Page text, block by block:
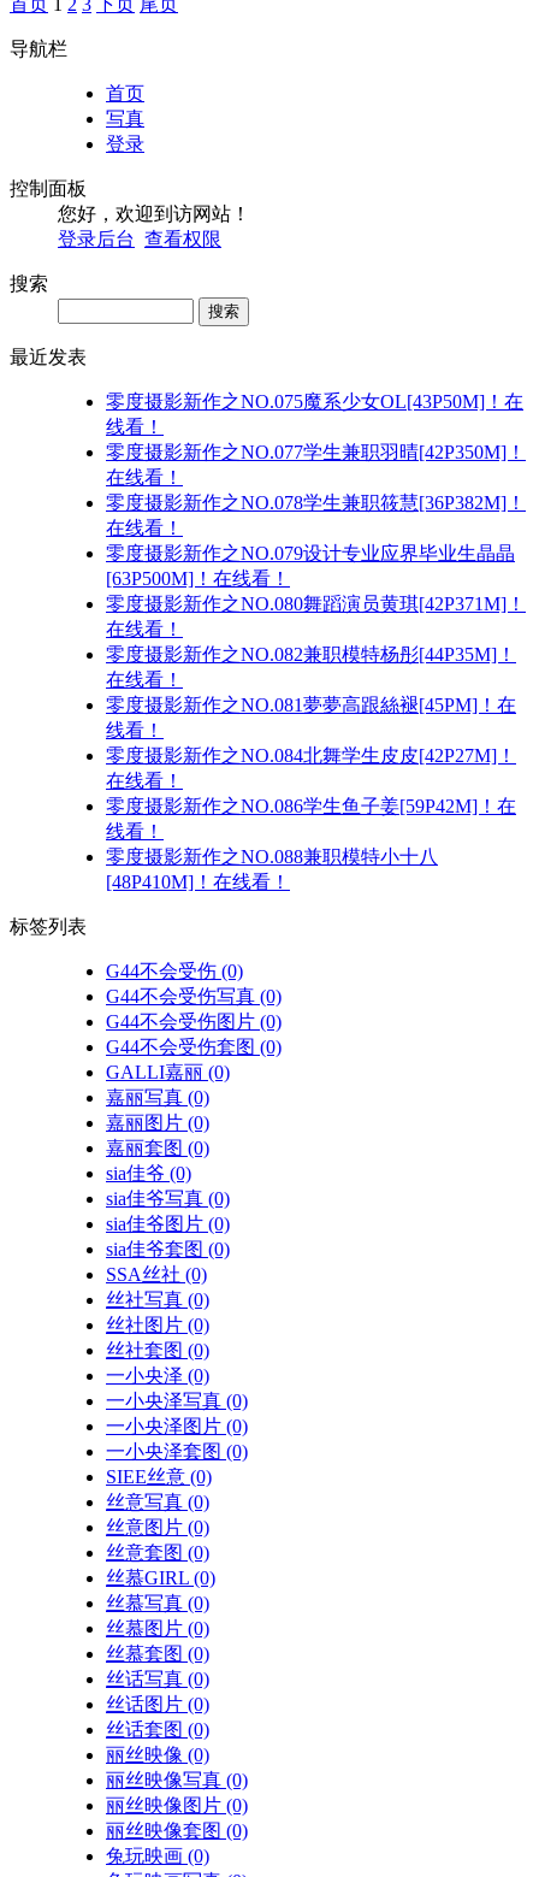
首页 1 2 3 下页 尾页
导航栏
首页
写真
登录
控制面板
您好，欢迎到访网站！
登录后台 查看权限
搜索
最近发表
零度摄影新作之NO.075魔系少女OL[43P50M]！在
线看！
零度摄影新作之NO.077学生兼职羽晴[42P350M]！
在线看！
零度摄影新作之NO.078学生兼职筱慧[36P382M]！
在线看！
零度摄影新作之NO.079设计专业应界毕业生晶晶
[63P500M]！在线看！
零度摄影新作之NO.080舞蹈演员黄琪[42P371M]！
在线看！
零度摄影新作之NO.082兼职模特杨彤[44P35M]！
在线看！
零度摄影新作之NO.081夢夢高跟絲褪[45PM]！在
线看！
零度摄影新作之NO.084北舞学生皮皮[42P27M]！
在线看！
零度摄影新作之NO.086学生鱼子姜[59P42M]！在
线看！
零度摄影新作之NO.088兼职模特小十八
[48P410M]！在线看！
标签列表
G44不会受伤 (0)
G44不会受伤写真 (0)
G44不会受伤图片 (0)
G44不会受伤套图 (0)
GALLI嘉丽 (0)
嘉丽写真 (0)
嘉丽图片 (0)
嘉丽套图 (0)
sia佳爷 (0)
sia佳爷写真 (0)
sia佳爷图片 (0)
sia佳爷套图 (0)
SSA丝社 (0)
丝社写真 (0)
丝社图片 (0)
丝社套图 (0)
一小央泽 (0)
一小央泽写真 (0)
一小央泽图片 (0)
一小央泽套图 (0)
SIEE丝意 (0)
丝意写真 (0)
丝意图片 (0)
丝意套图 (0)
丝慕GIRL (0)
丝慕写真 (0)
丝慕图片 (0)
丝慕套图 (0)
丝话写真 (0)
丝话图片 (0)
丝话套图 (0)
丽丝映像 (0)
丽丝映像写真 (0)
丽丝映像图片 (0)
丽丝映像套图 (0)
兔玩映画 (0)